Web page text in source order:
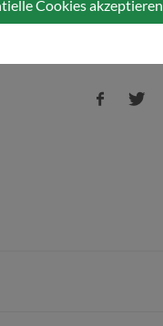
Cookies akzeptieren